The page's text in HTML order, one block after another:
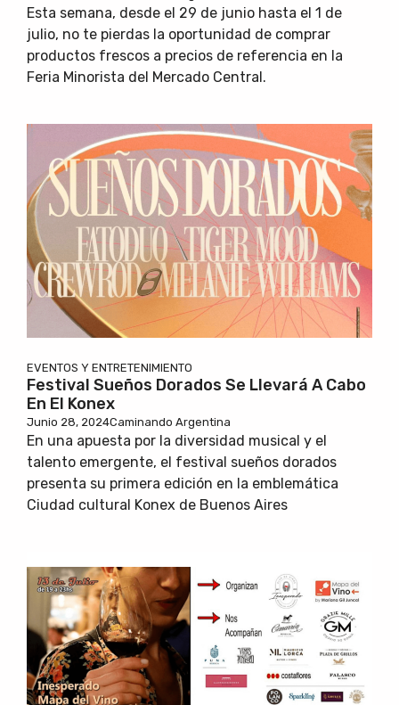
Esta semana, desde el 29 de junio hasta el 1 de
julio, no te pierdas la oportunidad de comprar
productos frescos a precios de referencia en la
Feria Minorista del Mercado Central.
EVENTOS Y ENTRETENIMIENTO
Festival Sueños Dorados Se Llevará A Cabo
En El Konex
Junio 28, 2024Caminando Argentina
En una apuesta por la diversidad musical y el
talento emergente, el festival sueños dorados
presenta su primera edición en la emblemática
Ciudad cultural Konex de Buenos Aires